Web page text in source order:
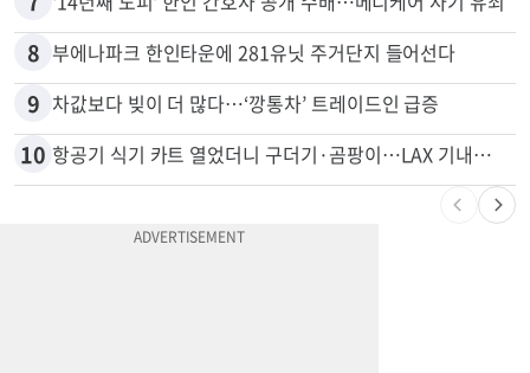
8 부에나파크 한인타운에 281유닛 주거단지 들어선다
9 차값보다 빚이 더 많다…‘깡통차’ 트레이드인 급증
10 항공기 식기 카트 열었더니 구더기·곰팡이…LAX 기내식 업체 논란